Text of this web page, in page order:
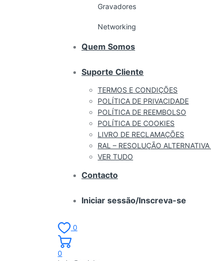
Gravadores
Networking
Quem Somos
Suporte Cliente
TERMOS E CONDIÇÕES
POLÍTICA DE PRIVACIDADE
POLÍTICA DE REEMBOLSO
POLÍTICA DE COOKIES
LIVRO DE RECLAMAÇÕES
RAL – RESOLUÇÃO
VER TUDO
Contacto
Iniciar sessão/Inscreva-se
0
0